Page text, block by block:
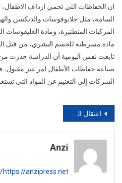
تباع
بالمغرب
بها
مسرطنة
ان الحفاظات التي تحمي ارداف الاطفال،
السامة، مثل جلايوفوسات والديكسن
المركبات المتطتيرة، ومادة الغليفوسات
مادة مسرطنة للجسم البشري، من قبل
تابعت نفس اليومية أن الدراسة حذرت
صناعة حفاظات الأطفال امر غير
الشركات إلى التعتيم عن المواد التي
تصفّح
المقالات
اعتقال السلطات الأمريكية لمراسل القناة انتهاك لحرية الصحافة
Anzi
https://anzipress.net/